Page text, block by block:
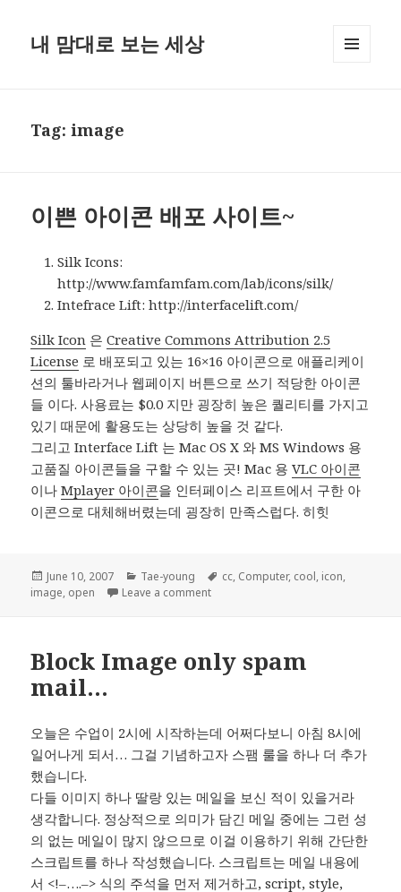
내 맘대로 보는 세상
Tag:image
이쁜 아이콘 배포 사이트~
Silk Icons:
http://www.famfamfam.com/lab/icons/silk/
Intefrace Lift: http://interfacelift.com/
Silk Icon 은Creative Commons Attribution 2.5
License 로 배포되고 있는 16×16 아이콘으로 애플리케이
션의 툴바라거나 웹페이지 버튼으로 쓰기 적당한 아이콘
들 이다. 사용료는 $0.0 지만 굉장히 높은 퀄리티를 가지고
있기 때문에 활용도는 상당히 높을 것 같다.
그리고 Interface Lift 는 Mac OS X 와 MS Windows 용
고품질 아이콘들을 구할 수 있는 곳! Mac 용VLC 아이콘
이나Mplayer 아이콘을 인터페이스 리프트에서 구한 아
이콘으로 대체해버렸는데 굉장히 만족스럽다. 히힛
Posted
on
June 10, 2007 Categories
Tae-young Tags
cc, Computer, cool, icon,
image, open Leave a commenton 이쁜 아이콘 배포 사이트~
Block Image only spam
mail…
오늘은 수업이 2시에 시작하는데 어쩌다보니 아침 8시에
일어나게 되서… 그걸 기념하고자 스팸 룰을 하나 더 추가
했습니다.
다들 이미지 하나 딸랑 있는 메일을 보신 적이 있을거라
생각합니다. 정상적으로 의미가 담긴 메일 중에는 그런 성
의 없는 메일이 많지 않으므로 이걸 이용하기 위해 간단한
스크립트를 하나 작성했습니다. 스크립트는 메일 내용에
서 <!–….–> 식의 주석을 먼저 제거하고, script, style,